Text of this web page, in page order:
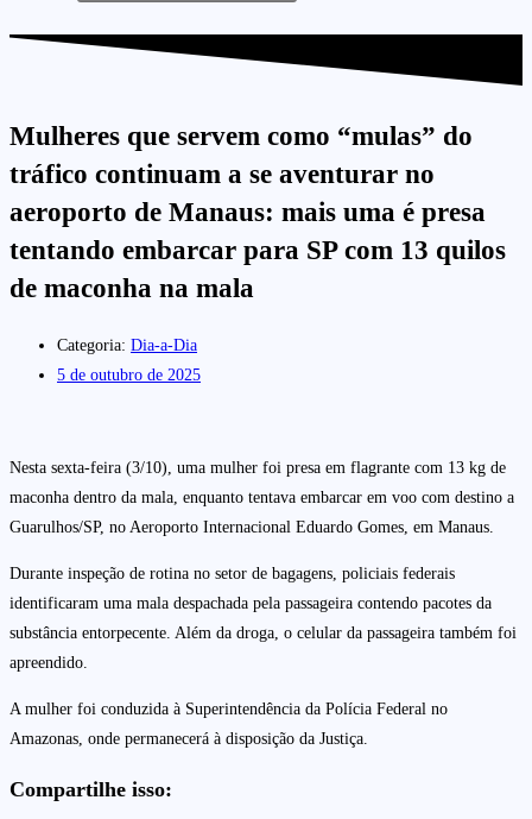
Mulheres que servem como “mulas” do
tráfico continuam a se aventurar no
aeroporto de Manaus: mais uma é presa
tentando embarcar para SP com 13 quilos
de maconha na mala
Categoria: Dia-a-Dia
5 de outubro de 2025
Nesta sexta-feira (3/10), uma mulher foi presa em flagrante com 13 kg de
maconha dentro da mala, enquanto tentava embarcar em voo com destino a
Guarulhos/SP, no Aeroporto Internacional Eduardo Gomes, em Manaus.
Durante inspeção de rotina no setor de bagagens, policiais federais
identificaram uma mala despachada pela passageira contendo pacotes da
substância entorpecente. Além da droga, o celular da passageira também foi
apreendido.
A mulher foi conduzida à Superintendência da Polícia Federal no
Amazonas, onde permanecerá à disposição da Justiça.
Compartilhe isso: